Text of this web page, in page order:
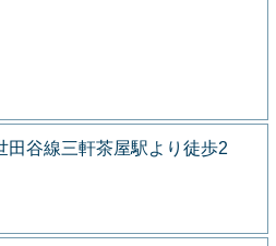
田谷線三軒茶屋駅より徒歩2